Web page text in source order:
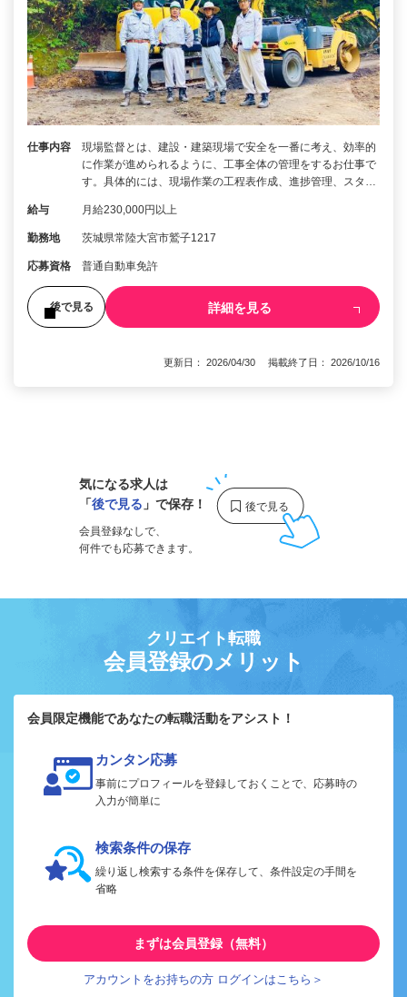
仕事内容
現場監督とは、建設・建築現場で安全を一番に考え、効率的
に作業が進められるように、工事全体の管理をするお仕事で
す。具体的には、現場作業の工程表作成、進捗管理、スタ…
給与 月給230,000円以上
勤務地 茨城県常陸大宮市鷲子1217
応募資格 普通自動車免許
後で見る 詳細を見る
更新日： 2026/04/30 掲載終了日： 2026/10/16
気になる求人は
「後で見る 」で保存！
会員登録なしで、
何件でも応募できます。
クリエイト転職
会員登録のメリット
会員限定機能であなたの転職活動をアシスト！
カンタン応募
事前にプロフィールを登録しておくことで、応募時の
入力が簡単に
検索条件の保存
繰り返し検索する条件を保存して、条件設定の手間を
省略
まずは会員登録（無料）
アカウントをお持ちの方 ログインはこちら＞